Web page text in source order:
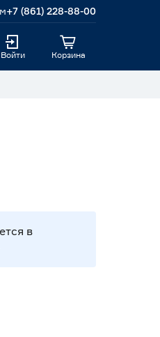
+7 (861) 228-88-00
Войти Корзина
в